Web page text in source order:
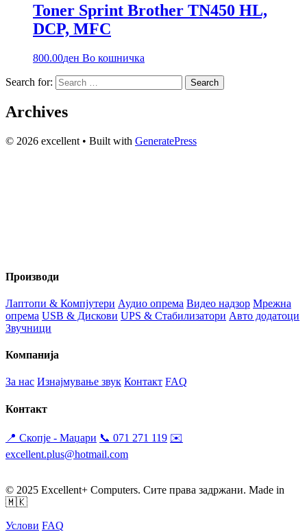
Toner Sprint Brother TN450 HL,
DCP, MFC
800.00ден Во кошничка
Search for:
Archives
© 2026 excellent • Built with GeneratePress
Производи
Лаптопи & Компјутери Аудио опрема Видео надзор Мрежна
опрема USB & Дискови UPS & Стабилизатори Авто додатоци
Звучници
Компанија
За нас Изнајмување звук Контакт FAQ
Контакт
📍 Скопје - Маџари 📞 071 271 119 ✉️
excellent.plus@hotmail.com
© 2025 Excellent+ Computers. Сите права задржани. Made in
🇲🇰
Услови FAQ